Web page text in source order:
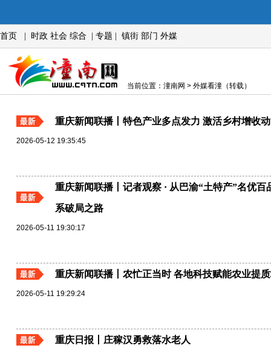
首页 时政 社会 综合 专题 镇街 部门 外媒
当前位置：潼南网 > 外媒看潼（转载）
重庆新闻联播丨特色产业多点发力 激活乡村增收
2026-05-12 19:35:45
重庆新闻联播丨记者观察 · 从巴渝“土特产”名优
系破局之路
2026-05-11 19:30:17
重庆新闻联播丨农忙正当时 各地科技赋能农业提
2026-05-11 19:29:24
重庆日报丨庄稼汉勇救落水老人